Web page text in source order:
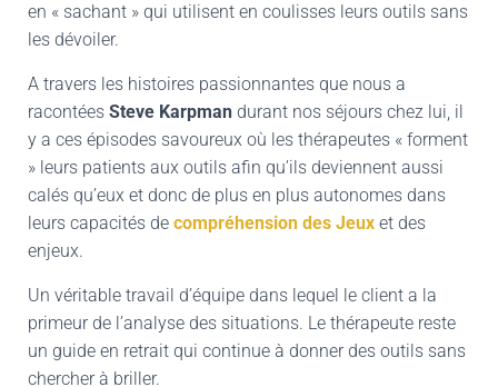
en « sachant » qui utilisent en coulisses leurs outils sans
les dévoiler.
A travers les histoires passionnantes que nous a
racontées Steve Karpman durant nos séjours chez lui, il
y a ces épisodes savoureux où les thérapeutes « forment
» leurs patients aux outils afin qu’ils deviennent aussi
calés qu’eux et donc de plus en plus autonomes dans
leurs capacités de compréhension des Jeux et des
enjeux.
Un véritable travail d’équipe dans lequel le client a la
primeur de l’analyse des situations. Le thérapeute reste
un guide en retrait qui continue à donner des outils sans
chercher à briller.